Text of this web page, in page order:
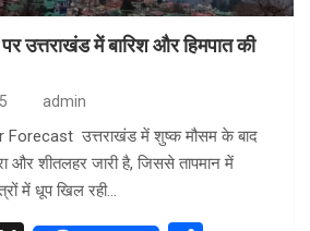
उत्तराखंड में बारिश और हिमपात की
admin
उत्तराखंड में शुष्क मौसम के बाद
और शीतलहर जारी है, जिससे तापमान में
में धूप खिल रही…